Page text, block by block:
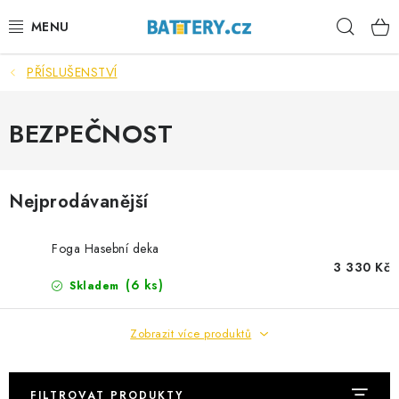
na
VÝHODNÉ SETY
SLUŽBY
MOTOBATERIE
TRAKČNÍ BATERIE
STANIČNÍ BATERIE
PŘÍSLUŠENSTVÍ
BEZPEČNOST
Nejprodávanější
Foga Hasební deka
Skladem (6 ks)
3 330 Kč
Zobrazit více produktů
FILTROVAT PRODUKTY